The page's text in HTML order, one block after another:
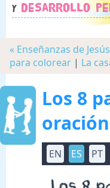
y desarrollo
« Enseñanzas de
para colorear | La
Los 8
oración
EN ES PT